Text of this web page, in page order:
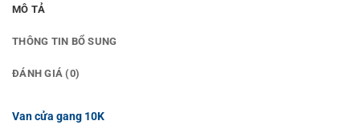
MÔ TẢ
THÔNG TIN BỔ SUNG
ĐÁNH GIÁ (0)
Van cửa gang 10K